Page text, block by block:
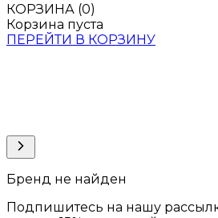
КОРЗИНА (0)
Корзина пуста
ПЕРЕЙТИ В КОРЗИНУ
Бренд не найден
Подпишитесь на нашу